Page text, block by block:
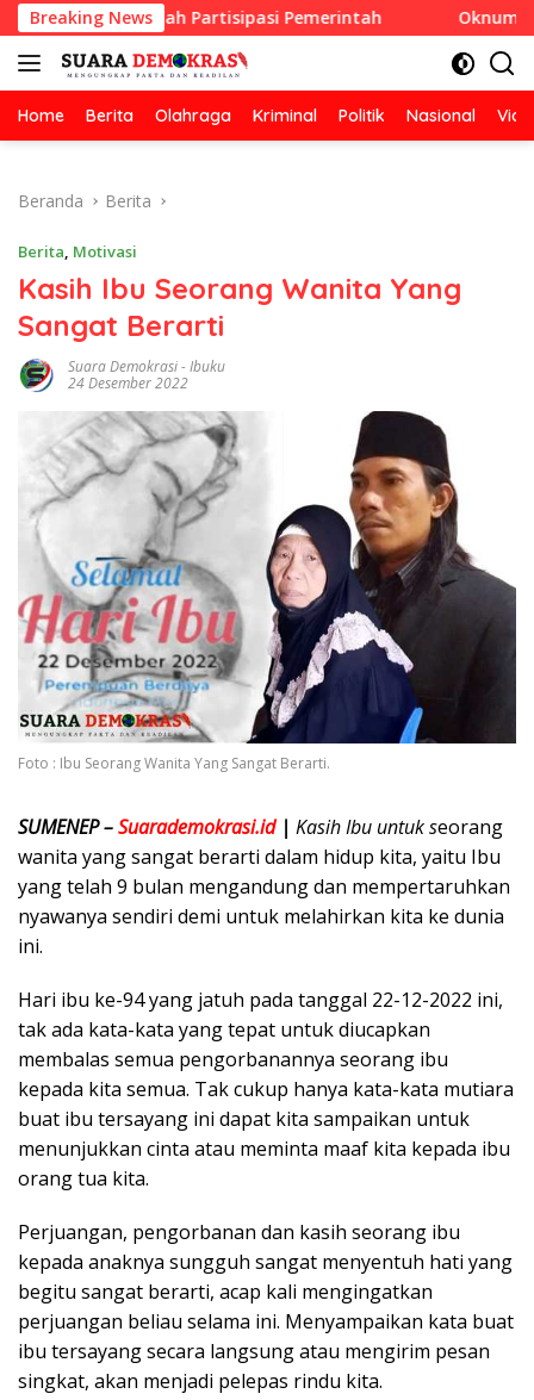
Langsung
ke
konten
Breaking News
Berhadiah Partisipasi Pemerintah Oknum Guru
Home Berita Olahraga Kriminal Politik Nasional
Beranda Berita
Berita, Motivasi
Kasih Ibu Seorang Wanita Yang
Sangat Berarti
Suara Demokrasi-Ibuku
24 Desember 2022
Foto : Ibu Seorang Wanita Yang Sangat Berarti.
SUMENEP –Suarademokrasi.id| Kasih Ibu untuk seorang
wanita yang sangat berarti dalam hidup kita, yaitu Ibu
yang telah 9 bulan mengandung dan mempertaruhkan
nyawanya sendiri demi untuk melahirkan kita ke dunia
ini.
Hari ibu ke-94 yang jatuh pada tanggal 22-12-2022 ini,
tak ada kata-kata yang tepat untuk diucapkan
membalas semua pengorbanannya seorang ibu
kepada kita semua. Tak cukup hanya kata-kata mutiara
buat ibu tersayang ini dapat kita sampaikan untuk
menunjukkan cinta atau meminta maaf kita kepada ibu
orang tua kita.
Perjuangan, pengorbanan dan kasih seorang ibu
kepada anaknya sungguh sangat menyentuh hati yang
begitu sangat berarti, acap kali mengingatkan
perjuangan beliau selama ini. Menyampaikan kata buat
ibu tersayang secara langsung atau mengirim pesan
singkat, akan menjadi pelepas rindu kita.